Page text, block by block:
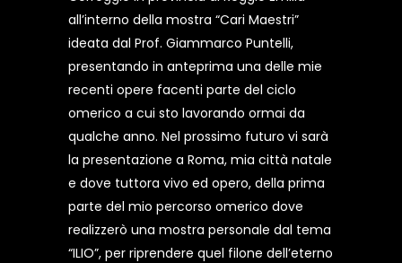
all’interno della mostra “Cari Maestri”
ideata dal Prof. Giammarco Puntelli,
presentando in anteprima una delle mie
recenti opere facenti parte del ciclo
omerico a cui sto lavorando ormai da
qualche anno. Nel prossimo futuro vi sarà
la presentazione a Roma, mia città natale
e dove tuttora vivo ed opero, della prima
parte del mio percorso omerico dove
realizzerò una mostra personale dal tema
“ILIO”, per riprendere quel filone dell’eterno